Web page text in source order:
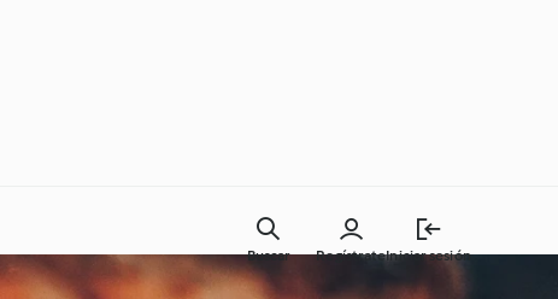
RegístrateIniciar sesión
Buscar